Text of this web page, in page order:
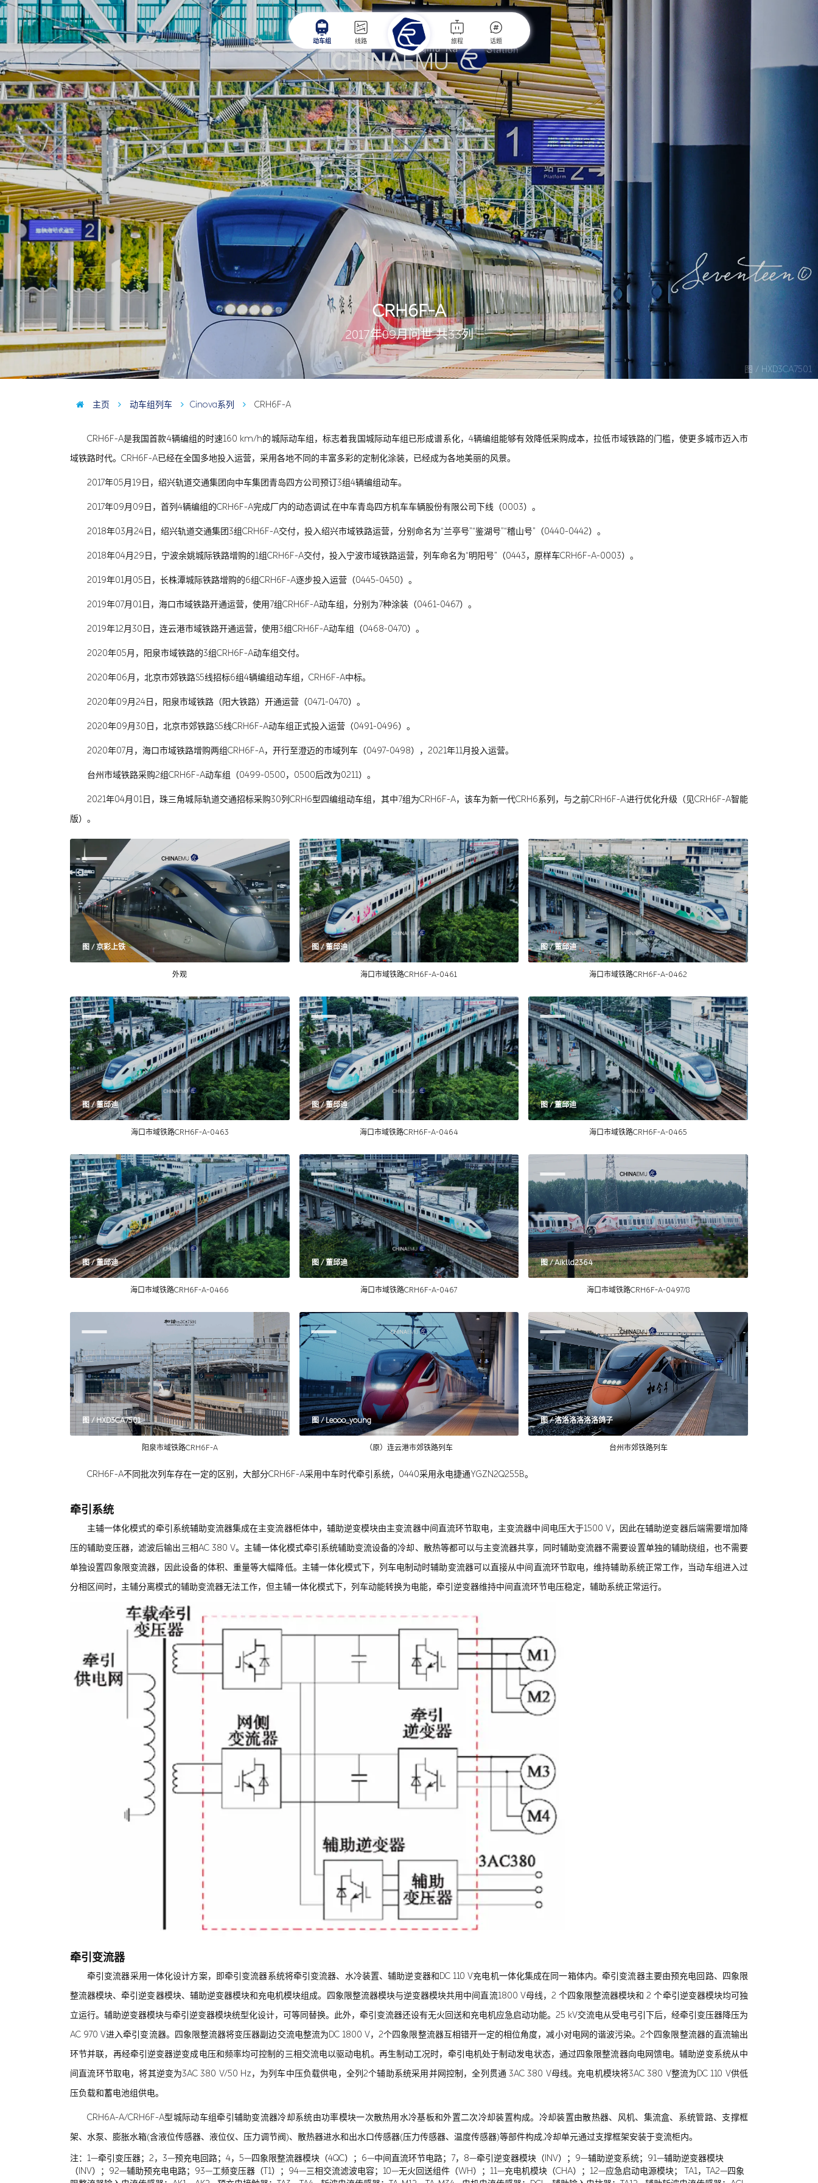
动车组 线路 旅程 话题
图 / HXD3CA7501
CRH6F-A
2017年09月问世 共33列
主页 动车组列车 Cinova系列 CRH6F-A
CRH6F-A是我国首款4辆编组的时速160 km/h的城际动车组，标志着我国城际动车组已形成谱系化，4辆编组能够有效降低采购成本，拉低市域铁路的门槛，使更多城市迈入市
域铁路时代。CRH6F-A已经在全国多地投入运营，采用各地不同的丰富多彩的定制化涂装，已经成为各地美丽的风景。
2017年05月19日，绍兴轨道交通集团向中车集团青岛四方公司预订3组4辆编组动车。
2017年09月09日，首列4辆编组的CRH6F-A完成厂内的动态调试,在中车青岛四方机车车辆股份有限公司下线（0003）。
2018年03月24日，绍兴轨道交通集团3组CRH6F-A交付，投入绍兴市域铁路运营，分别命名为“兰亭号”“鉴湖号”“稽山号”（0440-0442）。
2018年04月29日，宁波余姚城际铁路增购的1组CRH6F-A交付，投入宁波市域铁路运营，列车命名为“明阳号”（0443，原样车CRH6F-A-0003）。
2019年01月05日，长株潭城际铁路增购的6组CRH6F-A逐步投入运营（0445-0450）。
2019年07月01日，海口市域铁路开通运营，使用7组CRH6F-A动车组，分别为7种涂装（0461-0467）。
2019年12月30日，连云港市域铁路开通运营，使用3组CRH6F-A动车组（0468-0470）。
2020年05月，阳泉市域铁路的3组CRH6F-A动车组交付。
2020年06月，北京市郊铁路S5线招标6组4辆编组动车组，CRH6F-A中标。
2020年09月24日，阳泉市域铁路（阳大铁路）开通运营（0471-0470）。
2020年09月30日，北京市郊铁路S5线CRH6F-A动车组正式投入运营（0491-0496）。
2020年07月，海口市域铁路增购两组CRH6F-A，开行至澄迈的市域列车（0497-0498），2021年11月投入运营。
台州市域铁路采购2组CRH6F-A动车组（0499-0500，0500后改为0211）。
2021年04月01日，珠三角城际轨道交通招标采购30列CRH6型四编组动车组，其中7组为CRH6F-A，该车为新一代CRH6系列，与之前CRH6F-A进行优化升级（见CRH6F-A智能
版）。
图 / 京彩上铁
外观
图 / 董邱迪
海口市域铁路CRH6F-A-0461
图 / 董邱迪
海口市域铁路CRH6F-A-0462
图 / 董邱迪
海口市域铁路CRH6F-A-0463
图 / 董邱迪
海口市域铁路CRH6F-A-0464
图 / 董邱迪
海口市域铁路CRH6F-A-0465
图 / 董邱迪
海口市域铁路CRH6F-A-0466
图 / 董邱迪
海口市域铁路CRH6F-A-0467
图 / Aiklld2364
海口市域铁路CRH6F-A-0497/8
图 / HXD3CA7501
阳泉市域铁路CRH6F-A
图 / Leooo_young
（原）连云港市郊铁路列车
图 / 洛洛洛洛洛洛鸽子
台州市郊铁路列车
CRH6F-A不同批次列车存在一定的区别，大部分CRH6F-A采用中车时代牵引系统，0440采用永电捷通YGZN2Q255B。
牵引系统
主辅一体化模式的牵引系统辅助变流器集成在主变流器柜体中，辅助逆变模块由主变流器中间直流环节取电，主变流器中间电压大于1500 V，因此在辅助逆变器后端需要增加降
压的辅助变压器，滤波后输出三相AC 380 V。主辅一体化模式牵引系统辅助变流设备的冷却、散热等都可以与主变流器共享，同时辅助变流器不需要设置单独的辅助绕组，也不需要
单独设置四象限变流器，因此设备的体积、重量等大幅降低。主辅一体化模式下，列车电制动时辅助变流器可以直接从中间直流环节取电，维持辅助系统正常工作，当动车组进入过
分相区间时，主辅分离模式的辅助变流器无法工作，但主辅一体化模式下，列车动能转换为电能，牵引逆变器维持中间直流环节电压稳定，辅助系统正常运行。
牵引变流器
牵引变流器采用一体化设计方案，即牵引变流器系统将牵引变流器、水冷装置、辅助逆变器和DC 110 V充电机一体化集成在同一箱体内。牵引变流器主要由预充电回路、四象限
整流器模块、牵引逆变器模块、辅助逆变器模块和充电机模块组成。四象限整流器模块与逆变器模块共用中间直流1800 V母线，2 个四象限整流器模块和 2 个牵引逆变器模块均可独
立运行。辅助逆变器模块与牵引逆变器模块统型化设计，可等同替换。此外，牵引变流器还设有无火回送和充电机应急启动功能。25 kV交流电从受电弓引下后，经牵引变压器降压为
AC 970 V进入牵引变流器。四象限整流器将变压器副边交流电整流为DC 1800 V，2个四象限整流器互相错开一定的相位角度，减小对电网的谐波污染。2个四象限整流器的直流输出
环节并联，再经牵引逆变器逆变成电压和频率均可控制的三相交流电以驱动电机。再生制动工况时，牵引电机处于制动发电状态，通过四象限整流器向电网馈电。辅助逆变系统从中
间直流环节取电，将其逆变为3AC 380 V/50 Hz，为列车中压负载供电，全列2个辅助系统采用并网控制，全列贯通 3AC 380 V母线。充电机模块将3AC 380 V整流为DC 110 V供低
压负载和蓄电池组供电。
CRH6A-A/CRH6F-A型城际动车组牵引辅助变流器冷却系统由功率模块一次散热用水冷基板和外置二次冷却装置构成。冷却装置由散热器、风机、集流盒、系统管路、支撑框
架、水泵、膨胀水箱(含液位传感器、液位仪、压力调节阀)、散热器进水和出水口传感器(压力传感器、温度传感器)等部件构成,冷却单元通过支撑框架安装于变流柜内。
注：1—牵引变压器；2，3—预充电回路；4，5—四象限整流器模块（4QC）；6—中间直流环节电路；7，8—牵引逆变器模块（INV）；9—辅助逆变系统；91—辅助逆变器模块
（INV）；92—辅助预充电电路；93—工频变压器（T1）；94—三相交流滤波电容；10—无火回送组件（WH）；11—充电机模块（CHA）；12—应急启动电源模块； TA1，TA2—四象